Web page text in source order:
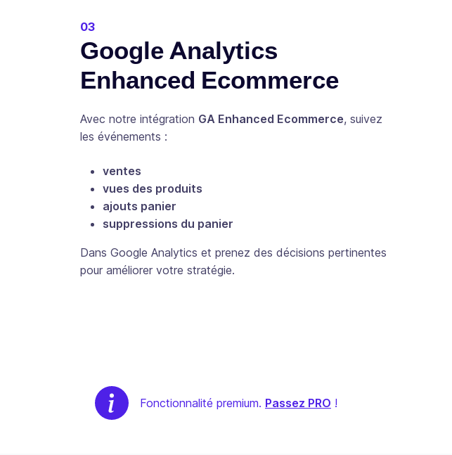
03
Google Analytics
Enhanced Ecommerce
Avec notre intégration GA Enhanced Ecommerce, suivez
les événements :
ventes
vues des produits
ajouts panier
suppressions du panier
Dans Google Analytics et prenez des décisions pertinentes
pour améliorer votre stratégie.
Fonctionnalité premium. Passez PRO !